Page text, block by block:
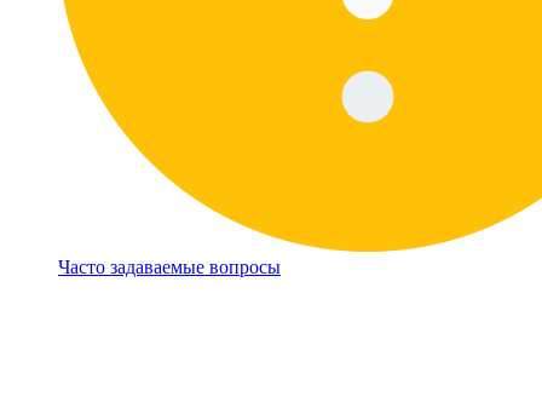
Часто задаваемые вопросы